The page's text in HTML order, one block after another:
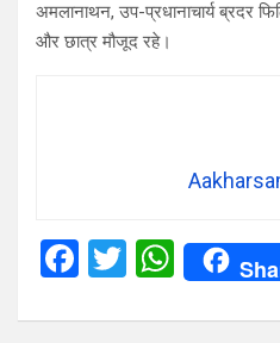
अमलानाथन, उप-प्रधानाचार्य ब्रदर
और छात्र मौजूद रहे।
F
T
W
h